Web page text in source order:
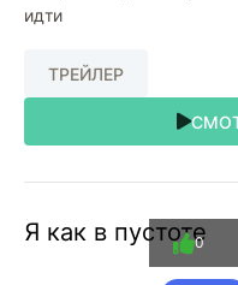
идти
ТРЕЙЛЕР
Я как в пустоте
0